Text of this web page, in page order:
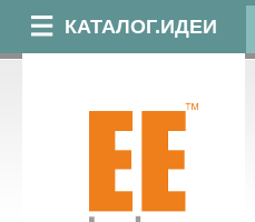
КАТАЛОГ.ИДЕИ